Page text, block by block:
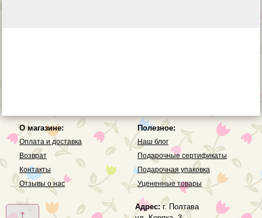
О магазине:
Оплата и доставка
Возврат
Контакты
Отзывы о нас
Полезное:
Наш блог
Подарочные сертификаты
Подарочная упаковка
Уцененные товары
Адрес:г. Полтава